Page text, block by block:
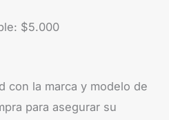
$5.000
con la marca y modelo de
para asegurar su